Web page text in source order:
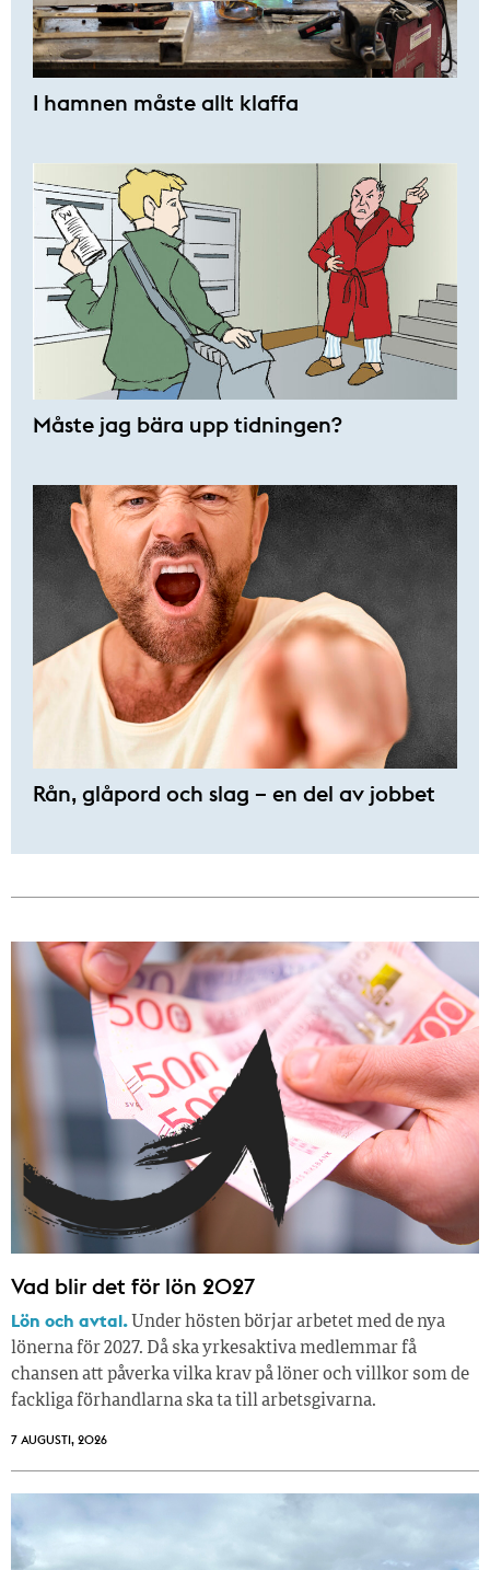
I hamnen måste allt klaffa
Måste jag bära upp tidningen?
Rån, glåpord och slag – en del av jobbet
Vad blir det för lön 2027
Lön och avtal. Under hösten börjar arbetet med de nya
lönerna för 2027. Då ska yrkesaktiva medlemmar få
chansen att påverka vilka krav på löner och villkor som de
fackliga förhandlarna ska ta till arbetsgivarna.
7 AUGUSTI, 2026